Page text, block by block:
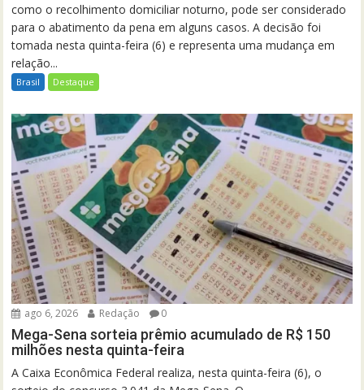
como o recolhimento domiciliar noturno, pode ser considerado
para o abatimento da pena em alguns casos. A decisão foi
tomada nesta quinta-feira (6) e representa uma mudança em
relação...
Brasil Destaque
ago 6, 2026 Redação 0
Mega-Sena sorteia prêmio acumulado de R$ 150
milhões nesta quinta-feira
A Caixa Econômica Federal realiza, nesta quinta-feira (6), o